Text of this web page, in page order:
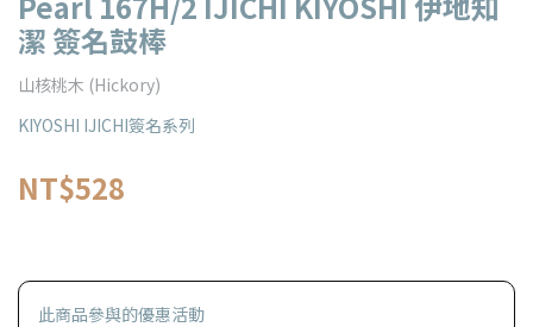
潔 簽名鼓棒
山核桃木 (Hickory)
KIYOSHI IJICHI簽名系列
NT$528
此商品參與的優惠活動